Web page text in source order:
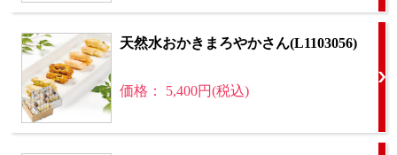
天然水おかきまろやかさん(L1103056)
価格： 5,400円(税込)